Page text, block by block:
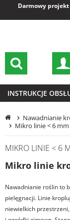
Darmowy
INSTRUKCJE
Nawadnianie
Mikro linie < 6 mm
MIKRO LINIE < 6
Mikro linie
Nawadnianie roślin to
pielęgnacji. Linie
niewielkich